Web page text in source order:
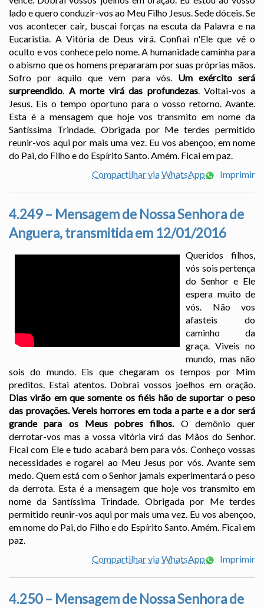
lado e quero conduzir-vos ao Meu Filho Jesus. Sede dóceis. Se
vos acontecer cair, buscai forças na escuta da Palavra e na
Eucaristia. A Vitória de Deus virá. Confiai n'Ele que vê o
oculto e vos conhece pelo nome. A humanidade caminha para
o abismo que os homens prepararam por suas próprias mãos.
Sofro por aquilo que vem para vós. Um exército será
surpreendido. A morte virá das profundezas. Voltai-vos a
Jesus. Eis o tempo oportuno para o vosso retorno. Avante.
Esta é a mensagem que hoje vos transmito em nome da
Santíssima Trindade. Obrigada por Me terdes permitido
reunir-vos aqui por mais uma vez. Eu vos abençoo, em nome
do Pai, do Filho e do Espírito Santo. Amém. Ficai em paz.
Compartilhar via WhatsApp
Imprimir
4.249 – Mensagem de Nossa Senhora de
Anguera, transmitida em 12/01/2016
Queridos filhos,
vós sois pertença
do Senhor e Ele
espera muito de
vós. Não vos
afasteis do
caminho da
graça. Viveis no
mundo, mas não
sois do mundo. Eis que chegaram os tempos por Mim
preditos. Estai atentos. Dobrai vossos joelhos em oração.
Dias virão em que somente os fiéis hão de suportar o peso
das provações. Vereis horrores em toda a parte e a dor será
grande para os Meus pobres filhos. O demônio quer
derrotar-vos mas a vossa vitória virá das Mãos do Senhor.
Ficai com Ele e tudo acabará bem para vós. Conheço vossas
necessidades e rogarei ao Meu Jesus por vós. Avante sem
medo. Quem está com o Senhor jamais experimentará o peso
da derrota. Esta é a mensagem que hoje vos transmito em
nome da Santíssima Trindade. Obrigada por Me terdes
permitido reunir-vos aqui por mais uma vez. Eu vos abençoo,
em nome do Pai, do Filho e do Espírito Santo. Amém. Ficai em
paz.
Compartilhar via WhatsApp
Imprimir
4.250 – Mensagem de Nossa Senhora de